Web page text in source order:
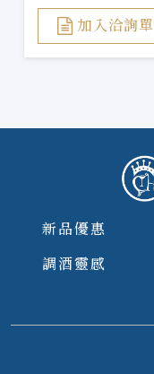
加入洽詢單
新品優惠
調酒靈感